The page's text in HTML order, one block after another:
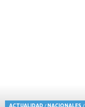
ACTUALIDAD / NACIONALES /